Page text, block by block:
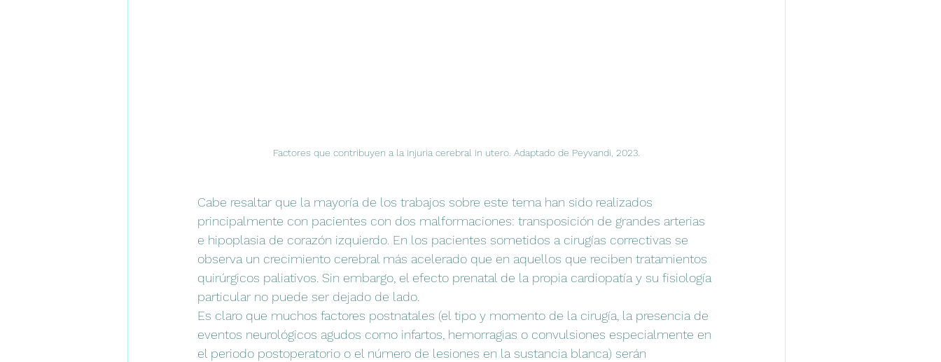
Factores que contribuyen a la injuria cerebral in utero. Adaptado de Peyvandi, 2023.
Cabe resaltar que la mayoría de los trabajos sobre este tema han sido realizados
principalmente con pacientes con dos malformaciones: transposición de grandes arterias
e hipoplasia de corazón izquierdo. En los pacientes sometidos a cirugías correctivas se
observa un crecimiento cerebral más acelerado que en aquellos que reciben tratamientos
quirúrgicos paliativos. Sin embargo, el efecto prenatal de la propia cardiopatía y su fisiología
particular no puede ser dejado de lado.
Es claro que muchos factores postnatales (el tipo y momento de la cirugía, la presencia de
eventos neurológicos agudos como infartos, hemorragias o convulsiones especialmente en
el periodo postoperatorio o el número de lesiones en la sustancia blanca) serán